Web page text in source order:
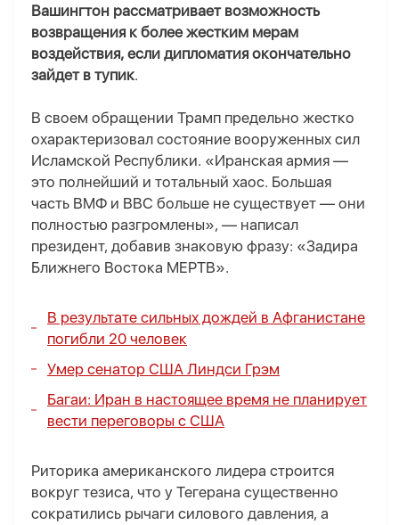
Вашингтон рассматривает возможность
возвращения к более жестким мерам
воздействия, если дипломатия окончательно
зайдет в тупик.
В своем обращении Трамп предельно жестко
охарактеризовал состояние вооруженных сил
Исламской Республики. «Иранская армия —
это полнейший и тотальный хаос. Большая
часть ВМФ и ВВС больше не существует — они
полностью разгромлены», — написал
президент, добавив знаковую фразу: «Задира
Ближнего Востока МЕРТВ».
В результате сильных дождей в Афганистане
погибли 20 человек
Умер сенатор США Линдси Грэм
Багаи: Иран в настоящее время не планирует
вести переговоры с США
Риторика американского лидера строится
вокруг тезиса, что у Тегерана существенно
сократились рычаги силового давления, а